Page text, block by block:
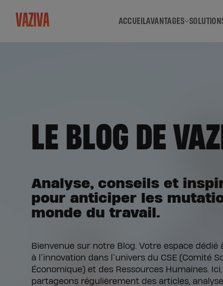
ACCUEILAVANTAGES
LE BLOG DE
Analyse, conseils et
pour anticiper les
monde du travail.
Bienvenue sur notre Blog. Votre espace dédié
à l’innovation dans l’univers du CSE (Comité
Économique) et des Ressources Humaines.
partageons régulièrement des articles,